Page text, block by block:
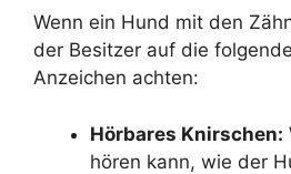
Wenn ein Hund mit den
der Besitzer auf die
Anzeichen achten:
Hörbares Knirschen:
hören kann, wie der